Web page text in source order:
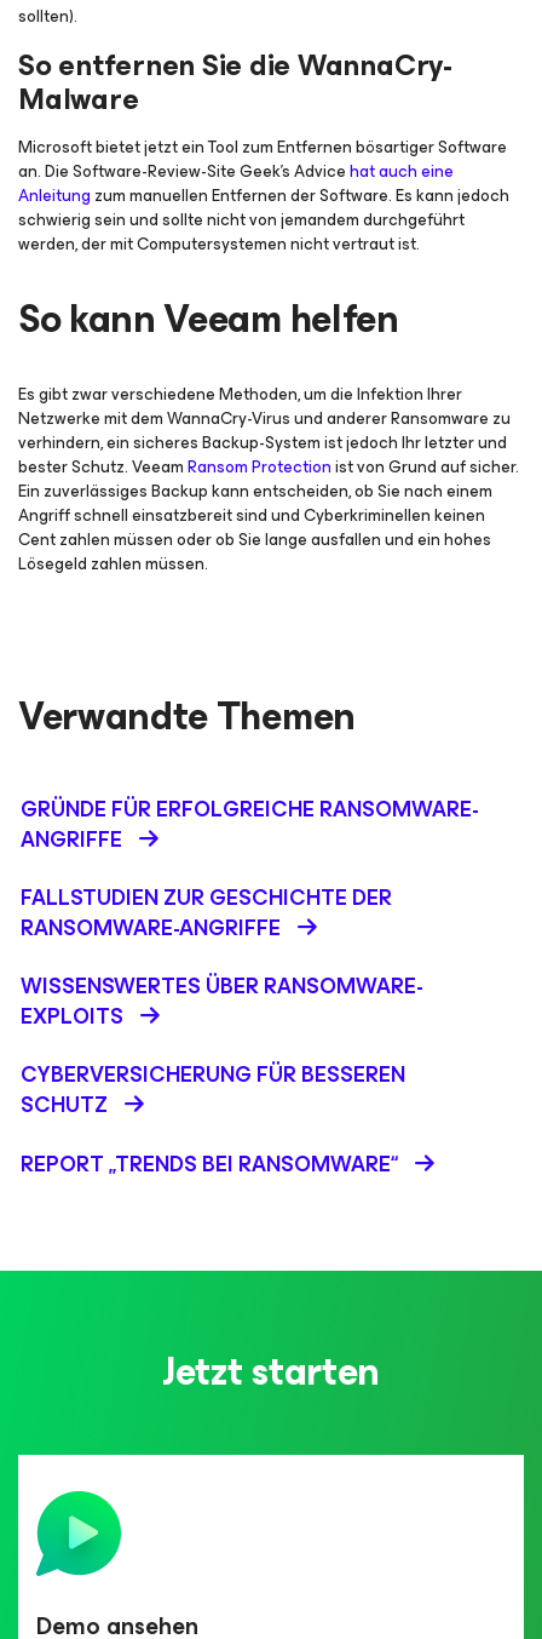
sollten).
So entfernen Sie die WannaCry-
Malware
Microsoft bietet jetzt ein Tool zum Entfernen bösartiger Software
an. Die Software-Review-Site Geek's Advicehat auch eine
Anleitung zum manuellen Entfernen der Software. Es kann jedoch
schwierig sein und sollte nicht von jemandem durchgeführt
werden, der mit Computersystemen nicht vertraut ist.
So kann Veeam helfen
Es gibt zwar verschiedene Methoden, um die Infektion Ihrer
Netzwerke mit dem WannaCry-Virus und anderer Ransomware zu
verhindern, ein sicheres Backup-System ist jedoch Ihr letzter und
bester Schutz. VeeamRansom Protectionist von Grund auf sicher.
Ein zuverlässiges Backup kann entscheiden, ob Sie nach einem
Angriff schnell einsatzbereit sind und Cyberkriminellen keinen
Cent zahlen müssen oder ob Sie lange ausfallen und ein hohes
Lösegeld zahlen müssen.
Verwandte Themen
GRÜNDE FÜR ERFOLGREICHE RANSOMWARE-
ANGRIFFE
FALLSTUDIEN ZUR GESCHICHTE DER
RANSOMWARE-ANGRIFFE
WISSENSWERTES ÜBER RANSOMWARE-
EXPLOITS
CYBERVERSICHERUNG FÜR BESSEREN
SCHUTZ
REPORT „TRENDS BEI RANSOMWARE“
Jetzt starten
Demo ansehen